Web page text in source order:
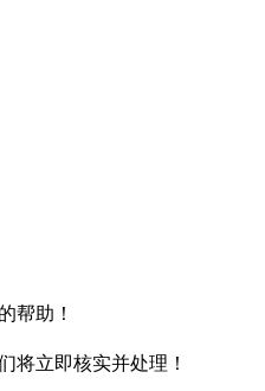
帮助！
将立即核实并处理！